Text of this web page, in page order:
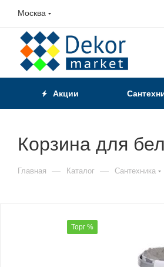
Москва
Акции
Корзина для
Главная — Каталог — Сантехника
Торг %